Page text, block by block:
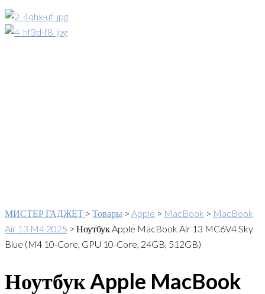
МИСТЕР ГАДЖЕТ > Товары > Apple > MacBook > MacBook
Air 13 M4 2025 > Ноутбук Apple MacBook Air 13 MC6V4 Sky
Blue (M4 10-Core, GPU 10-Core, 24GB, 512GB)
Ноутбук Apple MacBook